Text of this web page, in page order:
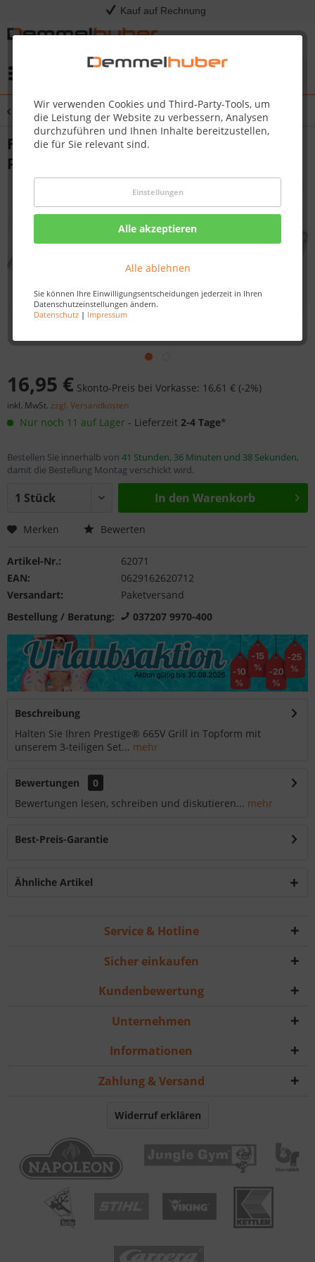
Kauf auf Rechnung
Wir verwenden Cookies und Third-Party-Tools, um
die Leistung der Website zu verbessern, Analysen
durchzuführen und Ihnen Inhalte bereitzustellen,
die für Sie relevant sind.
Einstellungen
Alle akzeptieren
Alle ablehnen
Sie können Ihre Einwilligungsentscheidungen jederzeit in Ihren
Datenschutzeinstellungen ändern.
Datenschutz| Impressum
Übersicht Tropfschalen & Fettauffangschalen
Fettauffangschale (3er-Pack) für
Prestige® P665V
16,95 € Skonto-Preis bei Vorkasse: 16,61 € (-2%)
inkl. MwSt. zzgl. Versandkosten
Nur noch 11 auf Lager - Lieferzeit 2-4 Tage*
Bestellen Sie innerhalb von 41 Stunden, 36 Minuten und 38 Sekunden,
damit die Bestellung Montag verschickt wird.
In den Warenkorb
Merken Bewerten
Artikel-Nr.:
62071
EAN:
0629162620712
Versandart:
Paketversand
Bestellung / Beratung:
037207 9970-400
Beschreibung
Halten Sie Ihren Prestige® 665V Grill in Topform mit
unserem 3-teiligen Set... mehr
Bewertungen
0
Bewertungen lesen, schreiben und diskutieren... mehr
Best-Preis-Garantie
Ähnliche Artikel
Service & Hotline
Sicher einkaufen
Kundenbewertung
Unternehmen
Informationen
Zahlung & Versand
Widerruf erklären